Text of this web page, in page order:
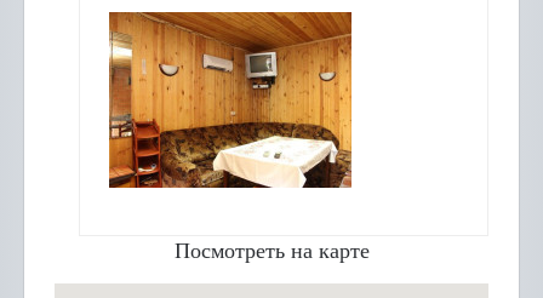
Посмотреть на карте